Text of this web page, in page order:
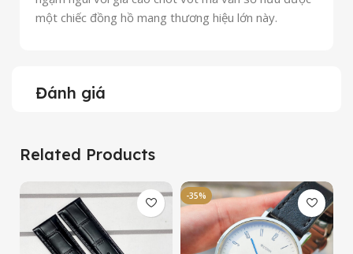
một chiếc đồng hồ mang thương hiệu lớn này.
Đánh giá
Related Products
-35%